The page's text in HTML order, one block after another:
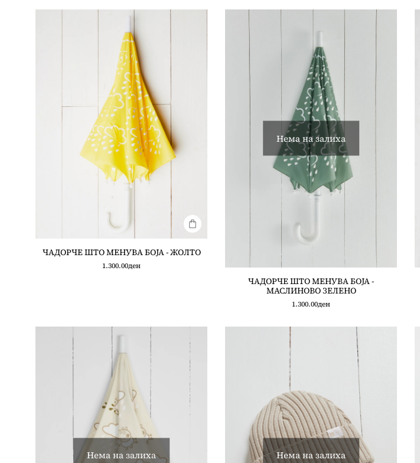
ЧАДОРЧЕ ШТО МЕНУВА БОЈА - ЖОЛТО
1.300.00ден
Нема на залиха
ЧАДОРЧЕ ШТО МЕНУВА БОЈА -
МАСЛИНОВО ЗЕЛЕНО
1.300.00ден
Нема на залиха Нема на залиха